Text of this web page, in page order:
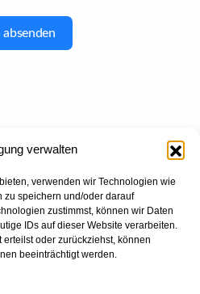
verwalten
verwenden wir Technologien wie
zu speichern und/oder darauf
zustimmst, können wir Daten
IDs auf dieser Website verarbeiten.
oder zurückziehst, können
beeinträchtigt werden.